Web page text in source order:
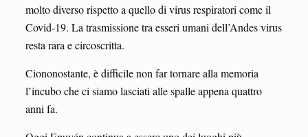
molto diverso rispetto a quello di virus respiratori come il
Covid-19. La trasmissione tra esseri umani dell’Andes virus
resta rara e circoscritta.
Ciononostante, è difficile non far tornare alla memoria
l’incubo che ci siamo lasciati alle spalle appena quattro
anni fa.